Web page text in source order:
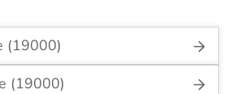
(19000)
(19000)